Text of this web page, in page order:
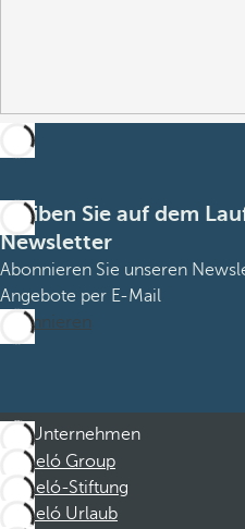
Bleiben Sie auf dem
Newsletter
Abonnieren Sie unseren
Angebote per E-Mail
Abonnieren
Unternehmen
Barceló Group
Barceló-Stiftung
Barceló Urlaub